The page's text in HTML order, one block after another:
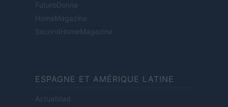
FuturoDonna
HomeMagazine
SecondHomeMagazine
ESPAGNE ET AMÉRIQUE LATINE
Actualidad